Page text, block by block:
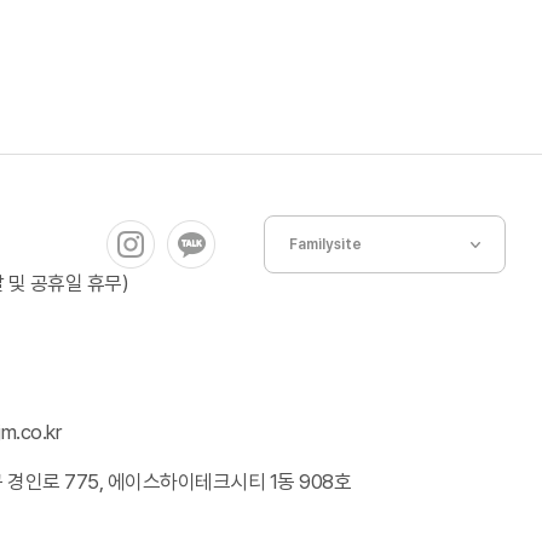
공휴일 휴무)
경인로 775, 에이스하이테크시티 1동 908호
Familysite